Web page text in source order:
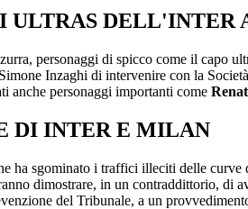
ULTRAS DELL'INTER
personaggi di spicco come il capo
Inzaghi di intervenire con la
anche personaggi importanti come
DI INTER E MILAN
ha sgominato i traffici illeciti delle
dimostrare, in un contraddittorio, di
del Tribunale, a un